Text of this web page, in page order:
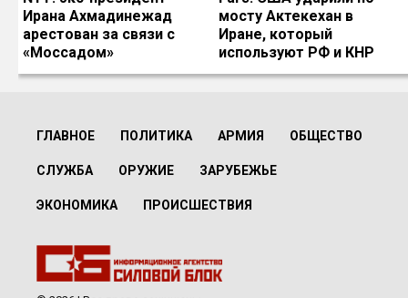
Ирана Ахмадинежад
арестован за связи с
«Моссадом»
мосту Актекехан в
Иране, который
используют РФ и КНР
ГЛАВНОЕ ПОЛИТИКА АРМИЯ ОБЩЕСТВО
СЛУЖБА ОРУЖИЕ ЗАРУБЕЖЬЕ
ЭКОНОМИКА ПРОИСШЕСТВИЯ